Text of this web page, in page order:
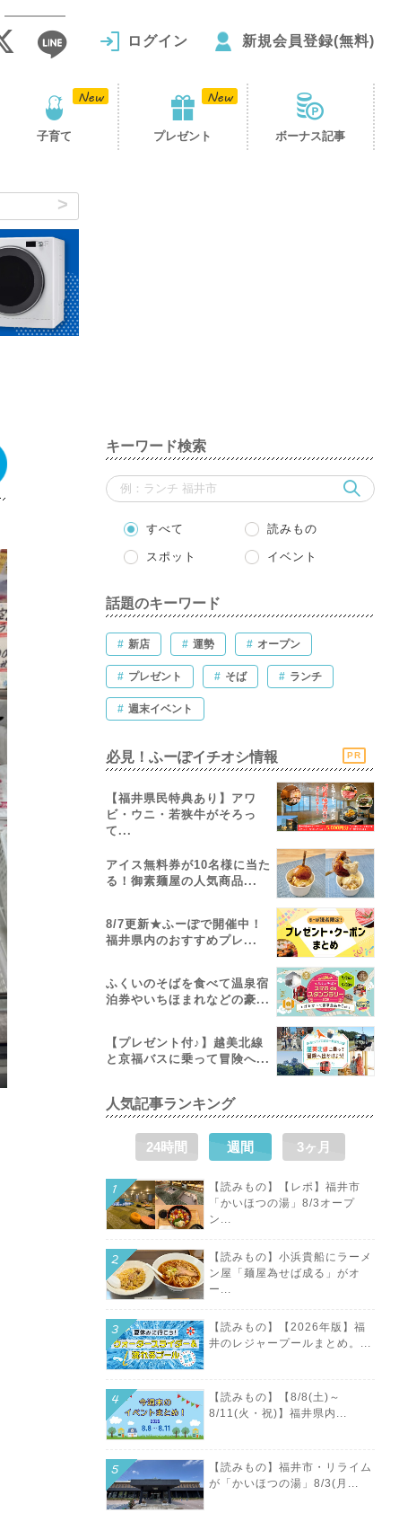
ログイン 新規会員登録(無料)
子育て プレゼント ボーナス記事
キーワード検索
すべて 読みもの
スポット イベント
話題のキーワード
# 新店 # 運勢 # オープン
# プレゼント # そば # ランチ
# 週末イベント
必見！ふーぽイチオシ情報 PR
【福井県民特典あり】アワ
ビ・ウニ・若狭牛がそろっ
て...
アイス無料券が10名様に当た
る！御素麺屋の人気商品...
8/7更新★ふーぽで開催中！
福井県内のおすすめプレ...
ふくいのそばを食べて温泉宿
泊券やいちほまれなどの豪...
【プレゼント付♪】越美北線
と京福バスに乗って冒険へ...
人気記事ランキング
24時間 週間 3ヶ月
【読みもの】【レポ】福井市
「かいほつの湯」8/3オープ
ン...
【読みもの】小浜貴船にラーメ
ン屋「麺屋為せば成る」がオ
ー...
【読みもの】【2026年版】福
井のレジャープールまとめ。...
【読みもの】【8/8(土)～
8/11(火・祝)】福井県内...
【読みもの】福井市・リライム
が「かいほつの湯」8/3(月...